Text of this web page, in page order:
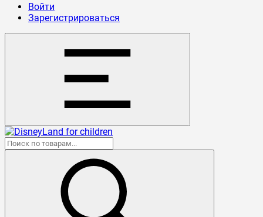
Войти
Зарегистрироваться